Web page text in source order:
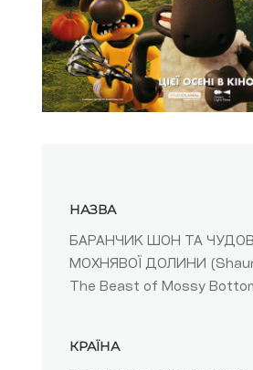
НАЗВА
БАРАНЧИК ШОН ТА
МОХНЯВОЇ ДОЛИНИ
The Beast of Mossy
КРАЇНА